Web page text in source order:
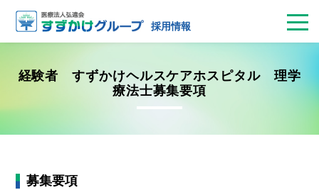
採用情報
経験者 すずかけヘルスケアホスピタル 理学
療法士募集要項
募集要項